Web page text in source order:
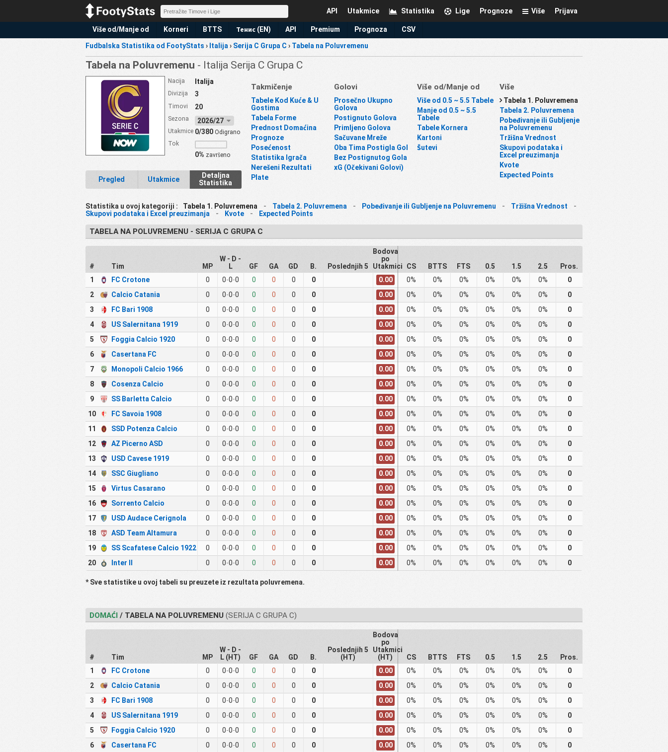
Prijava
Više
Prognoze
Lige
Statistika
Utakmice
API
Više od/Manje od Korneri BTTS Тенис (EN) API Premium Prognoza CSV
Fudbalska Statistika od FootyStats › Italija › Serija C Grupa C › Tabela na Poluvremenu
Tabela na Poluvremenu - Italija Serija C Grupa C
Nacija Italija
Divizija 3
Timovi 20
Sezona 2026/27
Utakmice 0/380Odigrano
Tok
0% završeno
Pregled Utakmice
Detaljna
Statistika
Takmičenje
Tabele Kod Kuće & U
Gostima
Tabela Forme
Prednost Domaćina
Prognoze
Posećenost
Statistika Igrača
Nerešeni Rezultati
Plate
Golovi
Prosečno Ukupno
Golova
Postignuto Golova
Primljeno Golova
Sačuvane Mreže
Oba Tima Postigla Gol
Bez Postignutog Gola
xG (Očekivani Golovi)
Više od/Manje od
Više od 0.5 ~ 5.5 Tabele
Manje od 0.5 ~ 5.5
Tabele
Tabele Kornera
Kartoni
Šutevi
Više
Tabela 1. Poluvremena
Tabela 2. Poluvremena
Pobeđivanje ili Gubljenje
na Poluvremenu
Tržišna Vrednost
Skupovi podataka i
Excel preuzimanja
Kvote
Expected Points
Statistika u ovoj kategoriji : Tabela 1. Poluvremena - Tabela 2. Poluvremena - Pobeđivanje ili Gubljenje na Poluvremenu - Tržišna Vrednost -
Skupovi podataka i Excel preuzimanja - Kvote - Expected Points
TABELA NA POLUVREMENU - SERIJA C GRUPA C
# Tim MP
W - D -
L
GF GA GD B. Poslednjih 5
Bodova
po
Utakmici
CS BTTS FTS 0.5 1.5 2.5
Pros.
1
FC Crotone 0 0-0-0 0 0 0 0 0.00 0% 0% 0% 0% 0% 0%
0
2
Calcio Catania 0 0-0-0 0 0 0 0 0.00 0% 0% 0% 0% 0% 0%
0
3
FC Bari 1908 0 0-0-0 0 0 0 0 0.00 0% 0% 0% 0% 0% 0%
0
4
US Salernitana 1919 0 0-0-0 0 0 0 0 0.00 0% 0% 0% 0% 0% 0%
0
5
Foggia Calcio 1920 0 0-0-0 0 0 0 0 0.00 0% 0% 0% 0% 0% 0%
0
6
Casertana FC 0 0-0-0 0 0 0 0 0.00 0% 0% 0% 0% 0% 0%
0
7
Monopoli Calcio 1966 0 0-0-0 0 0 0 0 0.00 0% 0% 0% 0% 0% 0%
0
8
Cosenza Calcio 0 0-0-0 0 0 0 0 0.00 0% 0% 0% 0% 0% 0%
0
9
SS Barletta Calcio 0 0-0-0 0 0 0 0 0.00 0% 0% 0% 0% 0% 0%
0
10
FC Savoia 1908 0 0-0-0 0 0 0 0 0.00 0% 0% 0% 0% 0% 0%
0
11
SSD Potenza Calcio 0 0-0-0 0 0 0 0 0.00 0% 0% 0% 0% 0% 0%
0
12
AZ Picerno ASD 0 0-0-0 0 0 0 0 0.00 0% 0% 0% 0% 0% 0%
0
13
USD Cavese 1919 0 0-0-0 0 0 0 0 0.00 0% 0% 0% 0% 0% 0%
0
14
SSC Giugliano 0 0-0-0 0 0 0 0 0.00 0% 0% 0% 0% 0% 0%
0
15
Virtus Casarano 0 0-0-0 0 0 0 0 0.00 0% 0% 0% 0% 0% 0%
0
16
Sorrento Calcio 0 0-0-0 0 0 0 0 0.00 0% 0% 0% 0% 0% 0%
0
17
USD Audace Cerignola 0 0-0-0 0 0 0 0 0.00 0% 0% 0% 0% 0% 0%
0
18
ASD Team Altamura 0 0-0-0 0 0 0 0 0.00 0% 0% 0% 0% 0% 0%
0
19
SS Scafatese Calcio 1922 0 0-0-0 0 0 0 0 0.00 0% 0% 0% 0% 0% 0%
0
20
Inter II 0 0-0-0 0 0 0 0 0.00 0% 0% 0% 0% 0% 0% 0
* Sve statistike u ovoj tabeli su preuzete iz rezultata poluvremena.
DOMAĆI/ TABELA NA POLUVREMENU(SERIJA C GRUPA C)
# Tim MP
W - D -
L (HT)
GF GA GD B.
Poslednjih 5
(HT)
Bodova
po
Utakmici
(HT)
CS BTTS FTS 0.5 1.5 2.5
Pros.
1
FC Crotone 0 0-0-0 0 0 0 0 0.00 0% 0% 0% 0% 0% 0%
0
2
Calcio Catania 0 0-0-0 0 0 0 0 0.00 0% 0% 0% 0% 0% 0%
0
3
FC Bari 1908 0 0-0-0 0 0 0 0 0.00 0% 0% 0% 0% 0% 0%
0
4
US Salernitana 1919 0 0-0-0 0 0 0 0 0.00 0% 0% 0% 0% 0% 0%
0
5
Foggia Calcio 1920 0 0-0-0 0 0 0 0 0.00 0% 0% 0% 0% 0% 0%
0
6
Casertana FC 0 0-0-0 0 0 0 0 0.00 0% 0% 0% 0% 0% 0%
0